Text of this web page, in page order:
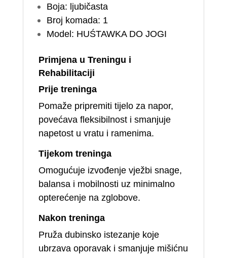
Boja: ljubičasta
Broj komada: 1
Model: HUŚTAWKA DO JOGI
Primjena u Treningu i
Rehabilitaciji
Prije treninga
Pomaže pripremiti tijelo za napor,
povećava fleksibilnost i smanjuje
napetost u vratu i ramenima.
Tijekom treninga
Omogućuje izvođenje vježbi snage,
balansa i mobilnosti uz minimalno
opterećenje na zglobove.
Nakon treninga
Pruža dubinsko istezanje koje
ubrzava oporavak i smanjuje mišićnu